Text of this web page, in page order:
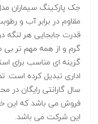
مقاوم در برابر آب و
گرم و از همه مهم تر بی
گزینه ای مناسب برای
فروش می باشد که این
این شرکت می باشد.